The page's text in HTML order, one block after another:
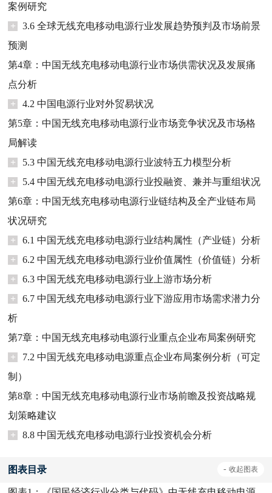
案例研究
+
3.6 全球无线充电移动电源行业发展趋势预判及市场前景
预测
第4章：中国无线充电移动电源行业市场供需状况及发展痛
点分析
+
4.2 中国电源行业对外贸易状况
第5章：中国无线充电移动电源行业市场竞争状况及市场格
局解读
+
5.3 中国无线充电移动电源行业波特五力模型分析
+
5.4 中国无线充电移动电源行业投融资、兼并与重组状况
第6章：中国无线充电移动电源行业链结构及全产业链布局
状况研究
+
6.1 中国无线充电移动电源行业结构属性（产业链）分析
+
6.2 中国无线充电移动电源行业价值属性（价值链）分析
+
6.3 中国无线充电移动电源行业上游市场分析
+
6.7 中国无线充电移动电源行业下游应用市场需求潜力分
析
第7章：中国无线充电移动电源行业重点企业布局案例研究
+
7.2 中国无线充电移动电源重点企业布局案例分析（可定
制）
第8章：中国无线充电移动电源行业市场前瞻及投资战略规
划策略建议
+
8.8 中国无线充电移动电源行业投资机会分析
图表目录 - 收起图表